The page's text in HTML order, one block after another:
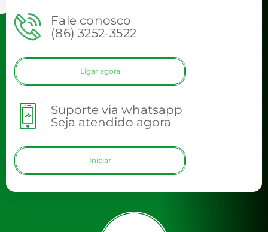
Fale conosco
(86) 3252-3522
Ligar agora
Suporte via whatsapp
Seja atendido agora
Iniciar